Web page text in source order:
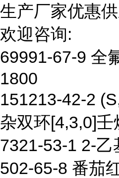
生产厂家优惠
欢迎咨询:
69991-67-9 全
1800
151213-42-2
杂双环[4,3,0]壬
7321-53-1 2-乙
502-65-8 番茄